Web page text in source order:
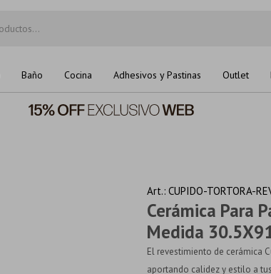
Baño Cocina Adhesivos y Pastinas Outlet
Cerámica Para
Medida
CUPIDO-TORTORA-
El revestimiento de cerámica
aportando calidez y estilo a